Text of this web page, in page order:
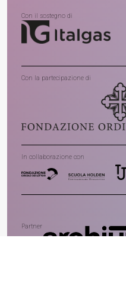
Con il sostegno di
Con la partecipazione di
In collaborazione con
Partner